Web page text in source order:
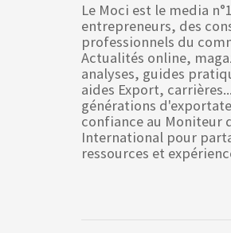
Le Moci est le media
entrepreneurs, des
professionnels du
Actualités online,
analyses, guides
aides Export,
générations
confiance au Moniteur
International pour
ressources et